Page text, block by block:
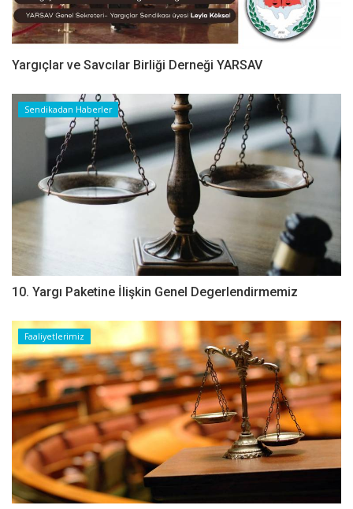
Yargıçlar ve Savcılar Birliği Derneği YARSAV
Sendikadan Haberler
10. Yargı Paketine İlişkin Genel Degerlendirmemiz
Faaliyetlerimiz